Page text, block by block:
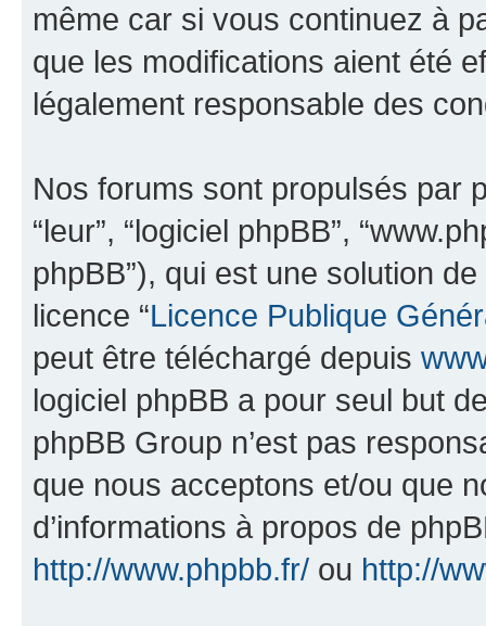
même car si vous continuez à
que les modifications aient été
légalement responsable des
Nos forums sont propulsés par
“leur”, “logiciel phpBB”,
phpBB”), qui est une solution
licence “Licence Publique
peut être téléchargé depuis
logiciel phpBB a pour seul but
phpBB Group n’est pas
que nous acceptons et/ou que
d’informations à propos de
http://www.phpbb.fr/ ou http://